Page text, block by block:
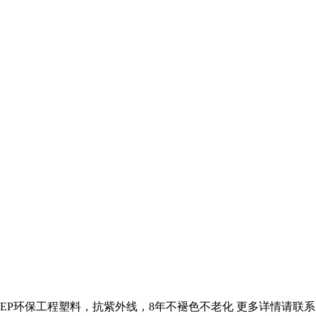
环保工程塑料，抗紫外线，8年不褪色不老化 更多详情请联系